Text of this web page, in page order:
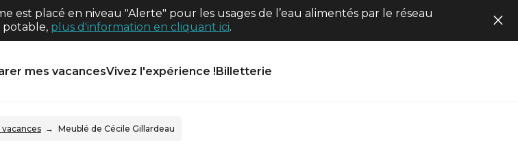
est placé en niveau "Alerte" pour les usages de l’eau alimentés par le réseau
potable, plus d'information en cliquant ici.
mes vacancesVivez l'expérience !Billetterie
Meublé de Cécile Gillardeau